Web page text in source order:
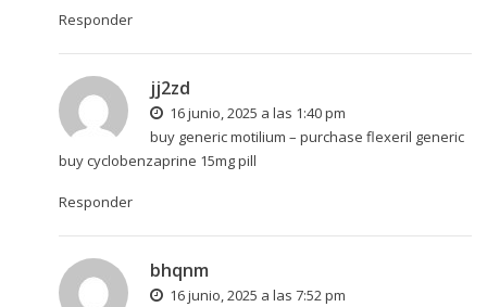
Responder
jj2zd
16 junio, 2025 a las 1:40 pm
buy generic motilium – purchase flexeril generic
buy cyclobenzaprine 15mg pill
Responder
bhqnm
16 junio, 2025 a las 7:52 pm